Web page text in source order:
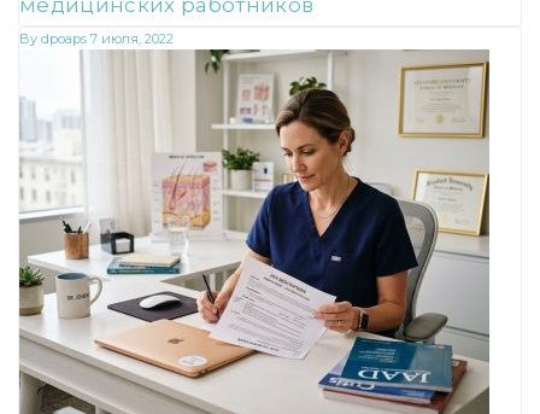
медицинских работников
By dpoaps 7 июля, 2022